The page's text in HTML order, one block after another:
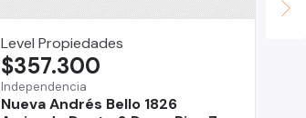
Level Propiedades
Independencia
Nueva Andrés Bello 1826
$357.300